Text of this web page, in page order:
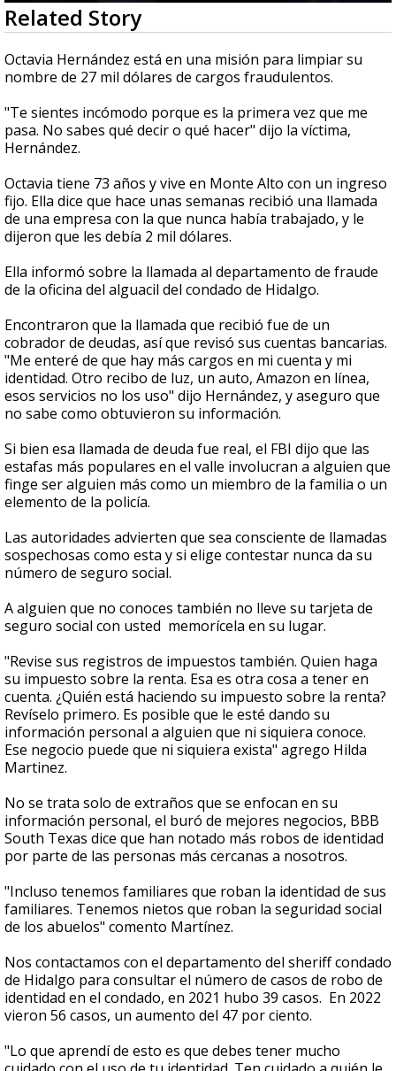
0
seconds
of
2
minutes,
58
Related Story
Octavia Hernández está en una misión para limpiar su
nombre de 27 mil dólares de cargos fraudulentos.
"Te sientes incómodo porque es la primera vez que me
pasa. No sabes qué decir o qué hacer" dijo la víctima,
Hernández.
Octavia tiene 73 años y vive en Monte Alto con un ingreso
fijo. Ella dice que hace unas semanas recibió una llamada
de una empresa con la que nunca había trabajado, y le
dijeron que les debía 2 mil dólares.
Ella informó sobre la llamada al departamento de fraude
de la oficina del alguacil del condado de Hidalgo.
Encontraron que la llamada que recibió fue de un
cobrador de deudas, así que revisó sus cuentas bancarias.
"Me enteré de que hay más cargos en mi cuenta y mi
identidad. Otro recibo de luz, un auto, Amazon en línea,
esos servicios no los uso" dijo Hernández, y aseguro que
no sabe como obtuvieron su información.
Si bien esa llamada de deuda fue real, el FBI dijo que las
estafas más populares en el valle involucran a alguien que
finge ser alguien más como un miembro de la familia o un
elemento de la policía.
Las autoridades advierten que sea consciente de llamadas
sospechosas como esta y si elige contestar nunca da su
número de seguro social.
A alguien que no conoces también no lleve su tarjeta de
seguro social con usted memorícela en su lugar.
"Revise sus registros de impuestos también. Quien haga
su impuesto sobre la renta. Esa es otra cosa a tener en
cuenta. ¿Quién está haciendo su impuesto sobre la renta?
Revíselo primero. Es posible que le esté dando su
información personal a alguien que ni siquiera conoce.
Ese negocio puede que ni siquiera exista" agrego Hilda
Martinez.
No se trata solo de extraños que se enfocan en su
información personal, el buró de mejores negocios, BBB
South Texas dice que han notado más robos de identidad
por parte de las personas más cercanas a nosotros.
"Incluso tenemos familiares que roban la identidad de sus
familiares. Tenemos nietos que roban la seguridad social
de los abuelos" comento Martínez.
Nos contactamos con el departamento del sheriff condado
de Hidalgo para consultar el número de casos de robo de
identidad en el condado, en 2021 hubo 39 casos. En 2022
vieron 56 casos, un aumento del 47 por ciento.
"Lo que aprendí de esto es que debes tener mucho